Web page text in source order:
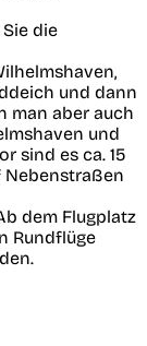
die
und dann
man aber auch
und
sind es ca. 15
Nebenstraßen
dem Flugplatz
Rundflüge